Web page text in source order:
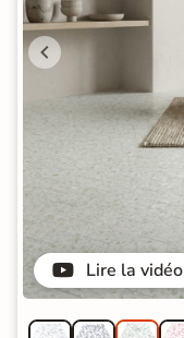
Lire la vidéo